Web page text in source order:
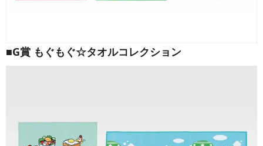
■G賞 もぐもぐ☆タオルコレクション